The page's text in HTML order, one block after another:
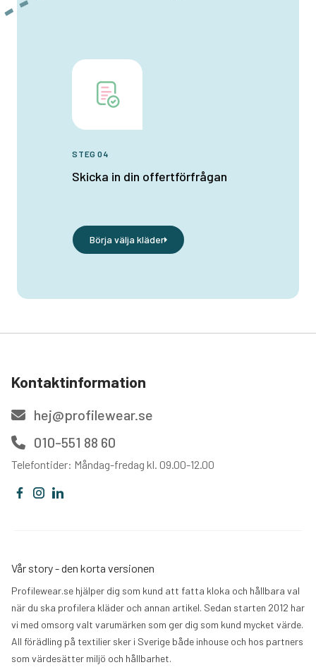
STEG 04
Skicka in din offertförfrågan
Börja välja kläder
Kontaktinformation
hej@profilewear.se
010-551 88 60
Telefontider: Måndag-fredag kl. 09.00-12.00
Vår story - den korta versionen
Profilewear.se hjälper dig som kund att fatta kloka och hållbara val
när du ska profilera kläder och annan artikel. Sedan starten 2012 har
vi med omsorg valt varumärken som ger dig som kund mycket värde.
All förädling på textilier sker i Sverige både inhouse och hos partners
som värdesätter miljö och hållbarhet.